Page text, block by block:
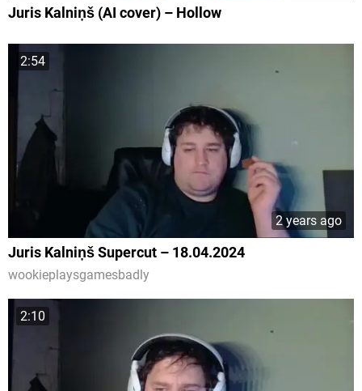
Juris Kalniņš (AI cover) – Hollow
2:54
2 years ago
Juris Kalniņš Supercut – 18.04.2024
wookieplaysgamesbadly
2:10